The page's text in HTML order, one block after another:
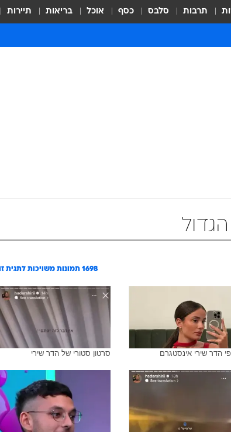
תרבות סלבס כסף אוכל בריאות תיירות
1698 תמונות משויכות לתגית זו
הדר שירי אינסטגרם סרטון סטורי של הדר שירי